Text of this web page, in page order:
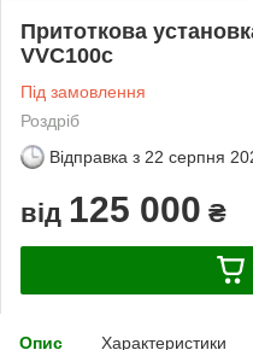
Притоткова
VVC100c
Під замовлення
Роздріб
Відправка з 22 серпня
від 125 000 ₴
Опис Характеристики